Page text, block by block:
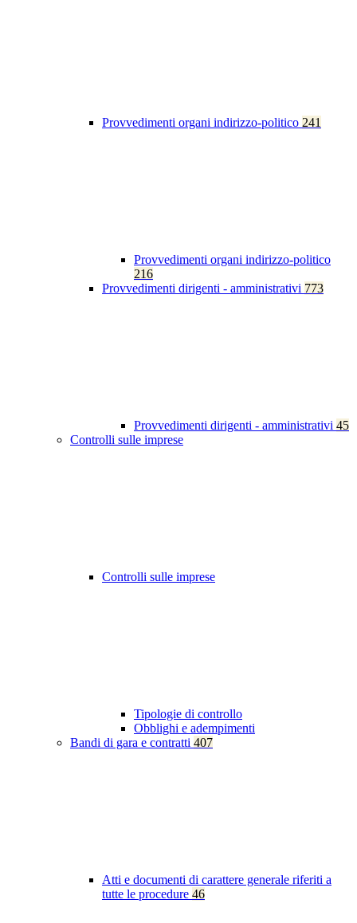
Provvedimenti organi indirizzo-politico 241
Provvedimenti organi indirizzo-politico
216
Provvedimenti dirigenti - amministrativi 773
Provvedimenti dirigenti - amministrativi 45
Controlli sulle imprese
Controlli sulle imprese
Tipologie di controllo
Obblighi e adempimenti
Bandi di gara e contratti 407
Atti e documenti di carattere generale riferiti a
tutte le procedure 46